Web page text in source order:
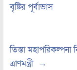
বৃষ্টির পূর্বাভাস
তিস্তা মহাপরিকল্পনা
ত্রাণমন্ত্রী →